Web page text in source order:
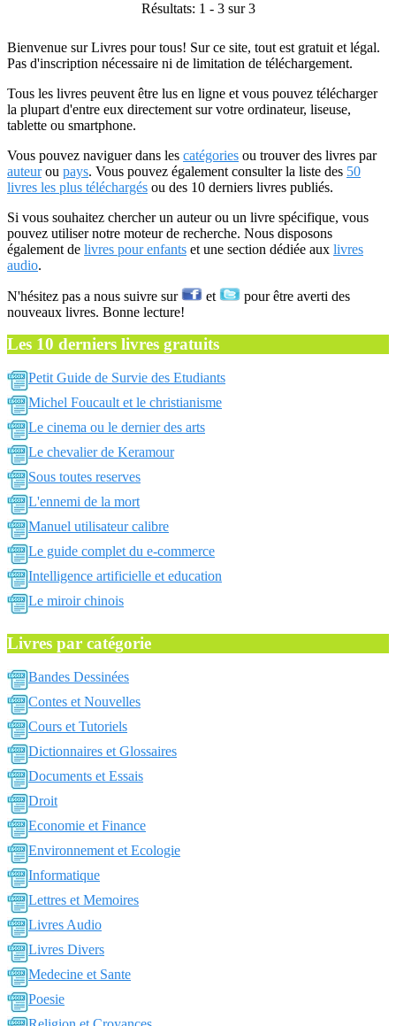
Résultats: 1 - 3 sur 3
Bienvenue sur Livres pour tous! Sur ce site, tout est gratuit et légal.
Pas d'inscription nécessaire ni de limitation de téléchargement.
Tous les livres peuvent être lus en ligne et vous pouvez télécharger
la plupart d'entre eux directement sur votre ordinateur, liseuse,
tablette ou smartphone.
Vous pouvez naviguer dans les catégories ou trouver des livres par
auteurou pays. Vous pouvez également consulter la liste des 50
livres les plus téléchargés ou des 10 derniers livres publiés.
Si vous souhaitez chercher un auteur ou un livre spécifique, vous
pouvez utiliser notre moteur de recherche. Nous disposons
également de livres pour enfants et une section dédiée aux livres
audio.
N'hésitez pas a nous suivre sur et
pour être averti des
nouveaux livres. Bonne lecture!
Les 10 derniers livres gratuits
Petit Guide de Survie des Etudiants
Michel Foucault et le christianisme
Le cinema ou le dernier des arts
Le chevalier de Keramour
Sous toutes reserves
L'ennemi de la mort
Manuel utilisateur calibre
Le guide complet du e-commerce
Intelligence artificielle et education
Le miroir chinois
Livres par catégorie
Bandes Dessinées
Contes et Nouvelles
Cours et Tutoriels
Dictionnaires et Glossaires
Documents et Essais
Droit
Economie et Finance
Environnement et Ecologie
Informatique
Lettres et Memoires
Livres Audio
Livres Divers
Medecine et Sante
Poesie